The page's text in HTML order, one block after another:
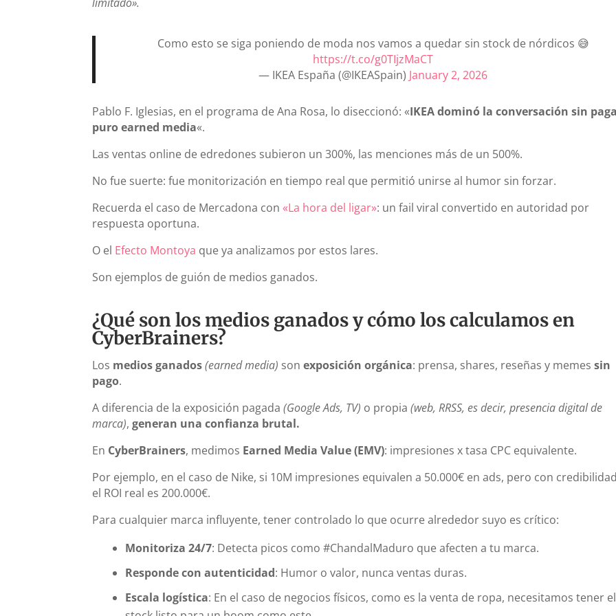
Como esto se siga poniendo de moda nos vamos a quedar sin stock de nórdicos 😅
https://t.co/g0TIjzMaCT
— IKEA España (@IKEASpain) January 2, 2026
Pablo F. Iglesias, en el programa de Ana Rosa, lo diseccionó: «IKEA dominó la conversación sin
puro earned media«.
Las ventas online de edredones subieron un 300%, las menciones más de un 500%.
No fue suerte: fue monitorización en tiempo real que permitió unirse al humor sin forzar.
Recuerda el caso de Mercadona con«La hora del ligar»: un fail viral convertido en autoridad por
respuesta oportuna.
O el Efecto Montoya que ya analizamos por estos lares.
Son ejemplos de guión de medios ganados.
¿Qué son los medios ganados y cómo los calculamos en
CyberBrainers?
Los medios ganados(earned media) son exposición orgánica: prensa, shares, reseñas y memessin
pago.
A diferencia de la exposición pagada(Google Ads, TV) o propia (web, RRSS, es decir, presencia digital de
marca),generan una confianza brutal.
En CyberBrainers, medimos Earned Media Value (EMV): impresiones x tasa CPC equivalente.
Por ejemplo, en el caso de Nike, si 10M impresiones equivalen a 50.000€ en ads, pero con
el ROI real es 200.000€.
Para cualquier marca influyente, tener controlado lo que ocurre alrededor suyo es crítico:
Monitoriza 24/7: Detecta picos como #ChandalMaduro que afecten a tu marca.
Responde con autenticidad: Humor o valor, nunca ventas duras.
Escala logística: En el caso de negocios físicos, como es la venta de ropa, necesitamos tener el